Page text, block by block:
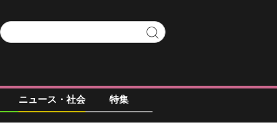
ニュース・社会 特集